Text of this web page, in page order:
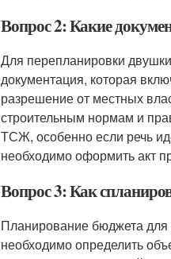
Вопрос 2: Какие
Для перепланировки
документация, которая
разрешение от местных
строительным нормам и
ТСЖ, особенно если речь
необходимо оформить акт
Вопрос 3: Как
Планирование бюджета для
необходимо определить